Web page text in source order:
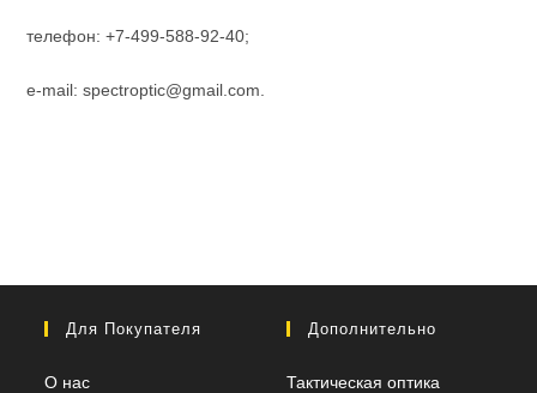
телефон: +7-499-588-92-40;
e-mail: spectroptic@gmail.com.
Для Покупателя
О нас
Дополнительно
Тактическая оптика